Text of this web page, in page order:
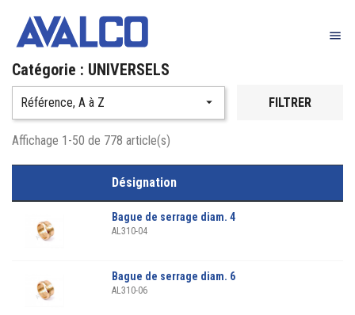

Catégorie : UNIVERSELS
Référence, A à Z  FILTRER
Affichage 1-50 de 778 article(s)
Désignation
Bague de serrage diam. 4
AL310-04
Bague de serrage diam. 6
AL310-06